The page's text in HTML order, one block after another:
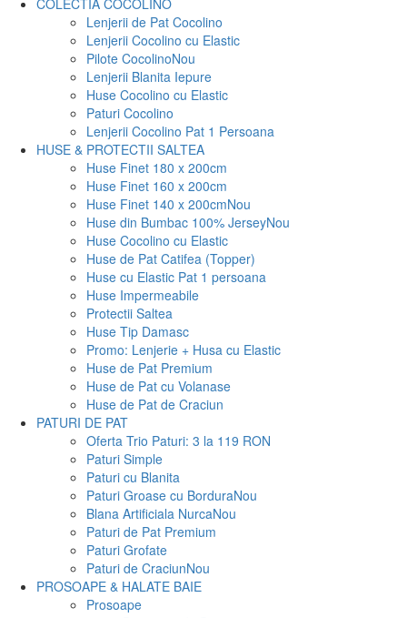
COLECTIA COCOLINO
Lenjerii de Pat Cocolino
Lenjerii Cocolino cu Elastic
Pilote CocolinoNou
Lenjerii Blanita Iepure
Huse Cocolino cu Elastic
Paturi Cocolino
Lenjerii Cocolino Pat 1 Persoana
HUSE & PROTECTII SALTEA
Huse Finet 180 x 200cm
Huse Finet 160 x 200cm
Huse Finet 140 x 200cmNou
Huse din Bumbac 100% JerseyNou
Huse Cocolino cu Elastic
Huse de Pat Catifea (Topper)
Huse cu Elastic Pat 1 persoana
Huse Impermeabile
Protectii Saltea
Huse Tip Damasc
Promo: Lenjerie + Husa cu Elastic
Huse de Pat Premium
Huse de Pat cu Volanase
Huse de Pat de Craciun
PATURI DE PAT
Oferta Trio Paturi: 3 la 119 RON
Paturi Simple
Paturi cu Blanita
Paturi Groase cu BorduraNou
Blana Artificiala NurcaNou
Paturi de Pat Premium
Paturi Grofate
Paturi de CraciunNou
PROSOAPE & HALATE BAIE
Prosoape